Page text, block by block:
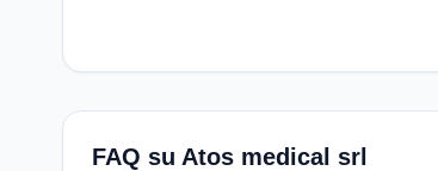
FAQ su Atos medical srl